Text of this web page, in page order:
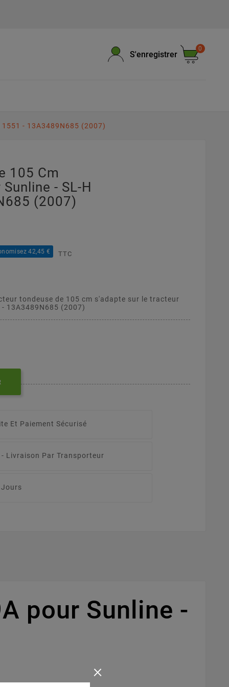
S'enregistrer
0
- 13A3489N685 (2007)
105 Cm
- SL-H
(2007)
42,45 € TTC
tondeuse de 105 cm s'adapte sur le tracteur
13A3489N685 (2007)
Et Paiement Sécurisé
Livraison Par Transporteur
Jours
pour Sunline -
×